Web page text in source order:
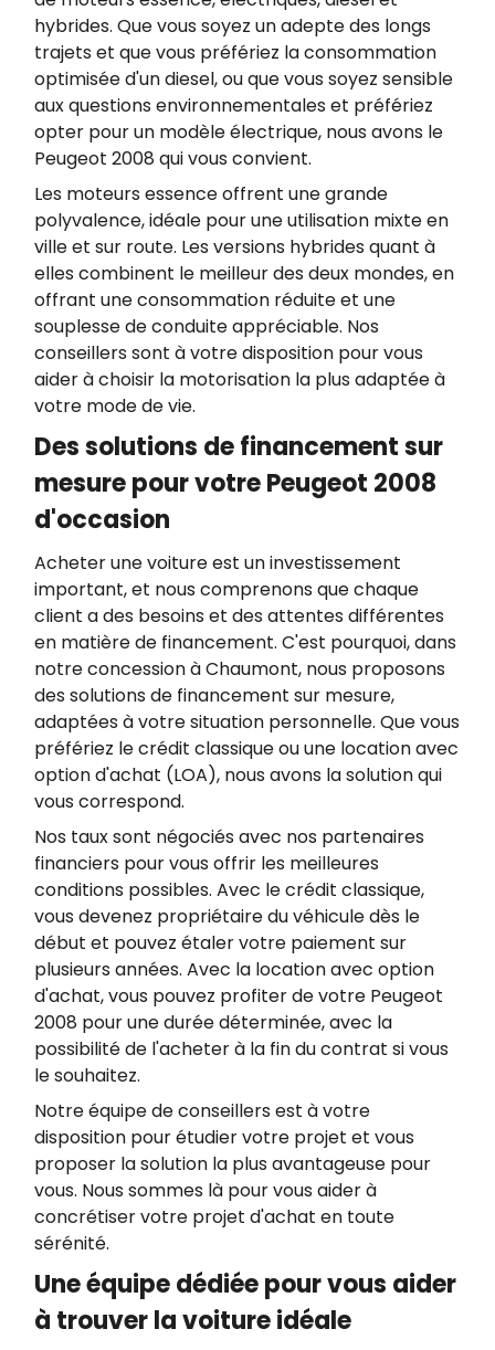
hybrides. Que vous soyez un adepte des longs
trajets et que vous préfériez la consommation
optimisée d'un diesel, ou que vous soyez sensible
aux questions environnementales et préfériez
opter pour un modèle électrique, nous avons le
Peugeot 2008 qui vous convient.
Les moteurs essence offrent une grande
polyvalence, idéale pour une utilisation mixte en
ville et sur route. Les versions hybrides quant à
elles combinent le meilleur des deux mondes, en
offrant une consommation réduite et une
souplesse de conduite appréciable. Nos
conseillers sont à votre disposition pour vous
aider à choisir la motorisation la plus adaptée à
votre mode de vie.
Des solutions de financement sur
mesure pour votre Peugeot 2008
d'occasion
Acheter une voiture est un investissement
important, et nous comprenons que chaque
client a des besoins et des attentes différentes
en matière de financement. C'est pourquoi, dans
notre concession à Chaumont, nous proposons
des solutions de financement sur mesure,
adaptées à votre situation personnelle. Que vous
préfériez le crédit classique ou une location avec
option d'achat (LOA), nous avons la solution qui
vous correspond.
Nos taux sont négociés avec nos partenaires
financiers pour vous offrir les meilleures
conditions possibles. Avec le crédit classique,
vous devenez propriétaire du véhicule dès le
début et pouvez étaler votre paiement sur
plusieurs années. Avec la location avec option
d'achat, vous pouvez profiter de votre Peugeot
2008 pour une durée déterminée, avec la
possibilité de l'acheter à la fin du contrat si vous
le souhaitez.
Notre équipe de conseillers est à votre
disposition pour étudier votre projet et vous
proposer la solution la plus avantageuse pour
vous. Nous sommes là pour vous aider à
concrétiser votre projet d'achat en toute
sérénité.
Une équipe dédiée pour vous aider
à trouver la voiture idéale